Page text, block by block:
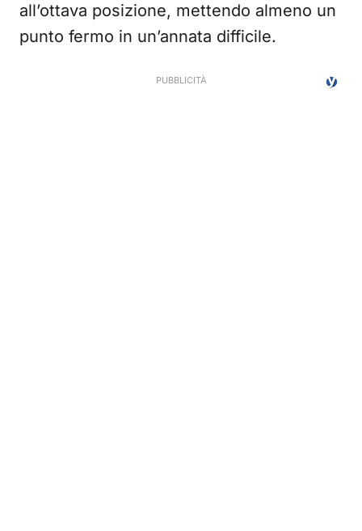
all’ottava posizione, mettendo almeno un
punto fermo in un’annata difficile.